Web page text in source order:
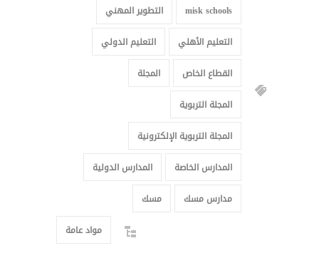
misk schools
التطوير المهني
التعليم الأهلي
التعليم الدولي
القطاع الخاص
المجلة
المجلة التربوية
المجلة التربوية الإلكترونية
المدارس الخاصة
المدارس الدولية
مدارس مسك
مسك
مواد عامة